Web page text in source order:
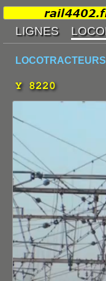
LOCOTRACTEURS
Y 8220